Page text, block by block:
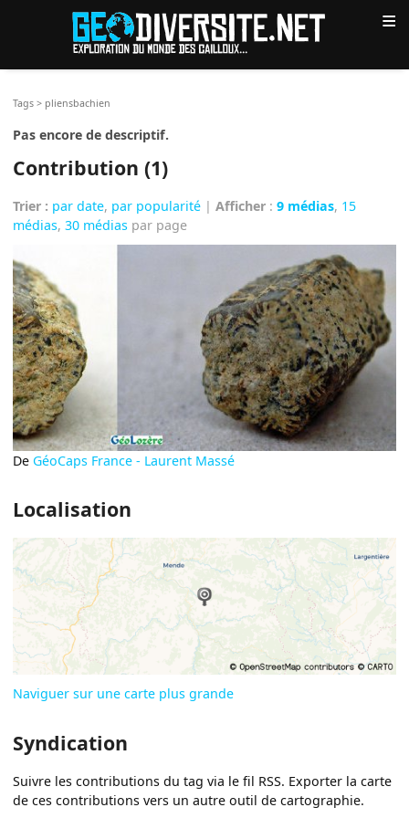
≡
Tags > pliensbachien
Pas encore de descriptif.
Contribution (1)
Trier : par date, par popularité |Afficher :9 médias, 15
médias,30 médias par page
De GéoCaps France - Laurent Massé
Localisation
Naviguer sur une carte plus grande
Syndication
Suivre les contributions du tag via le fil RSS. Exporter la carte
de ces contributions vers un autre outil de cartographie.